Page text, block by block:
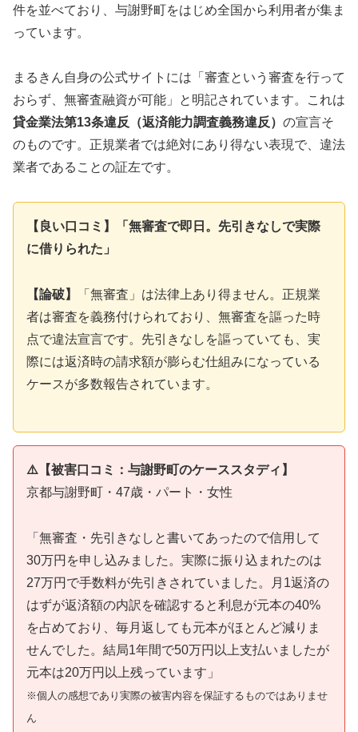
件を並べており、与謝野町をはじめ全国から利用者が集ま
っています。
まるきん自身の公式サイトには「審査という審査を行って
おらず、無審査融資が可能」と明記されています。これは
貸金業法第13条違反（返済能力調査義務違反） の宣言そ
のものです。正規業者では絶対にあり得ない表現で、違法
業者であることの証左です。
【良い口コミ】「無審査で即日。先引きなしで実際
に借りられた」
【論破】
「無審査」は法律上あり得ません。正規業
者は審査を義務付けられており、無審査を謳った時
点で違法宣言です。先引きなしを謳っていても、実
際には返済時の請求額が膨らむ仕組みになっている
ケースが多数報告されています。
⚠️【被害口コミ：与謝野町のケーススタディ】
京都与謝野町・47歳・パート・女性
「無審査・先引きなしと書いてあったので信用して
30万円を申し込みました。実際に振り込まれたのは
27万円で手数料が先引きされていました。月1返済の
はずが返済額の内訳を確認すると利息が元本の40%
を占めており、毎月返しても元本がほとんど減りま
せんでした。結局1年間で50万円以上支払いましたが
元本は20万円以上残っています」
※個人の感想であり実際の被害内容を保証するものではありませ
ん